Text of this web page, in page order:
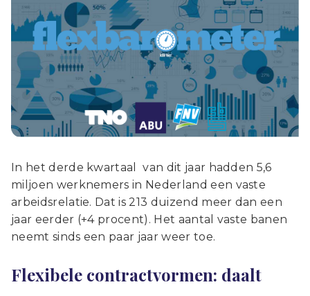
In het derde kwartaal van dit jaar hadden 5,6
miljoen werknemers in Nederland een vaste
arbeidsrelatie. Dat is 213 duizend meer dan een
jaar eerder (+4 procent). Het aantal vaste banen
neemt sinds een paar jaar weer toe.
Flexibele contractvormen: daalt